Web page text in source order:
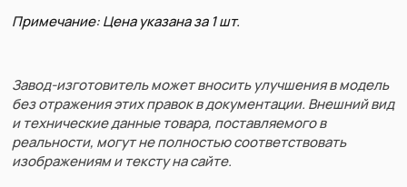
Примечание: Цена указана за 1 шт.
Завод-изготовитель может вносить улучшения в модель
без отражения этих правок в документации. Внешний вид
и технические данные товара, поставляемого в
реальности, могут не полностью соответствовать
изображениям и тексту на сайте.